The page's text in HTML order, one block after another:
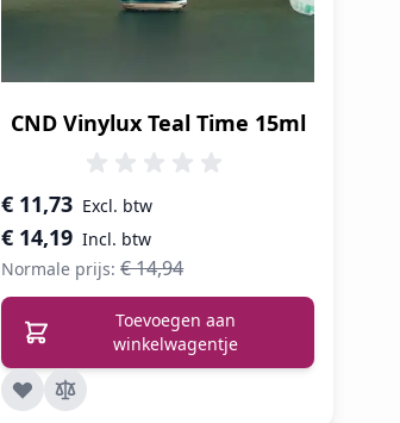
CND Vinylux Teal Time 15ml
Speciale prijs
€ 14,19
€ 11,73
Normale prijs: € 14,94
Toevoegen aan
winkelwagentje